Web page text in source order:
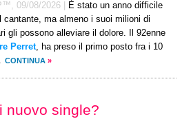
09/08/2026
È stato un anno difficile
cantante, ma almeno i suoi milioni di
gli possono alleviare il dolore. Il 92enne
Perret, ha preso il primo posto fra i 10
CONTINUA »
nuovo single?